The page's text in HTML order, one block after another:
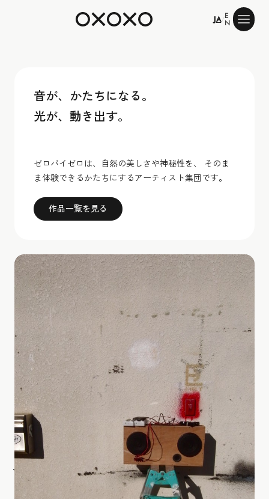
JA/E
N
音が、かたちになる。
光が、動き出す。
ゼロバイゼロは、自然の美しさや神秘性を、 そのま
ま体験できるかたちにするアーティスト集団です。
作品一覧を見る
光や水、風、音といった自然の動きに宿る美しさや神秘を、
シンプルなしくみとテクノロジーで引き出します。
見過ごしていた日常の中の変化に、ふと気づく瞬間をつくりま
Journal
ジャーナル
すべて見る